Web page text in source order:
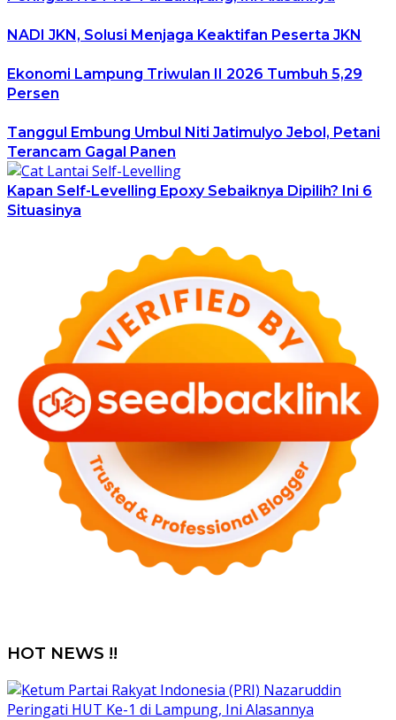
NADI JKN, Solusi Menjaga Keaktifan Peserta JKN
Ekonomi Lampung Triwulan II 2026 Tumbuh 5,29
Persen
Tanggul Embung Umbul Niti Jatimulyo Jebol, Petani
Terancam Gagal Panen
Kapan Self-Levelling Epoxy Sebaiknya Dipilih? Ini 6
Situasinya
HOT NEWS !!